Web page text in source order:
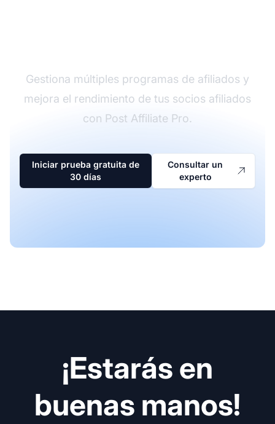
Gestiona múltiples programas de afiliados y
mejora el rendimiento de tus socios afiliados
con Post Affiliate Pro.
Iniciar prueba gratuita de
30 días
Consultar un
experto
¡Estarás en
buenas manos!